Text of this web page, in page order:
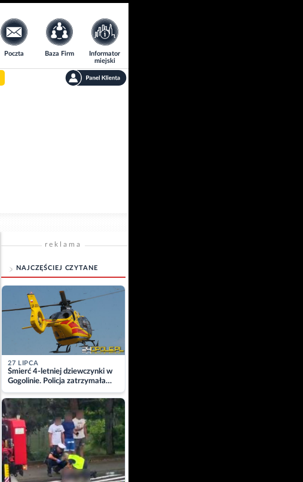
Poczta Baza Firm
Informator
miejski
reklama
NAJCZĘŚCIEJ CZYTANE
27 LIPCA
Śmierć 4-letniej dziewczynki w
Gogolinie. Policja zatrzymała
matkę